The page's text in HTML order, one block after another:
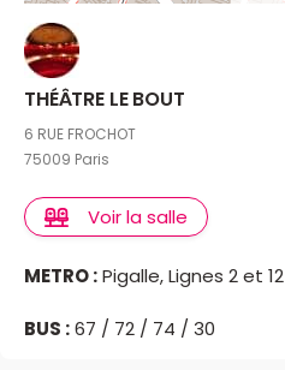
THÉÂTRE LE BOUT
6 RUE FROCHOT
75009 Paris
Voir la salle
METRO :Pigalle, Lignes 2 et 12
BUS :67 / 72 / 74 / 30